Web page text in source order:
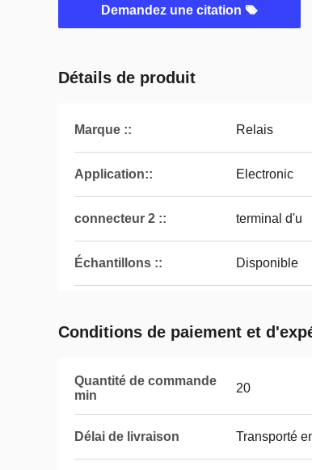
Demandez une citation
Détails de produit
Marque :: Relais
Application:: Electronic
connecteur 2 :: terminal d'u
Échantillons :: Disponible
Conditions de paiement et
Quantité de commande
min
20
Délai de livraison Transporté